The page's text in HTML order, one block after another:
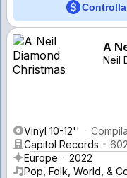
A
Neil
Vinyl 10-12''
Capitol Records
Europe
2022
Pop, Folk, World, &